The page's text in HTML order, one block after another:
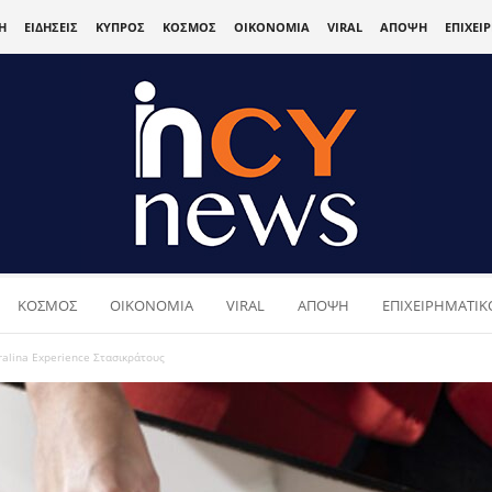
ΕΙΔΗΣΕΙΣ ΚΥΠΡΟΣ ΚΟΣΜΟΣ ΟΙΚΟΝΟΜΙΑ VIRAL ΑΠΟΨΗ
ΚΟΣΜΟΣ ΟΙΚΟΝΟΜΙΑ VIRAL ΑΠΟΨΗ
Experience Στασικράτους